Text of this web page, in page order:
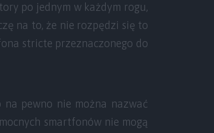
po jednym w każdym rogu,
na to, że nie rozpędzi się to
stricte przeznaczonego do
na pewno nie można nazwać
smartfonów nie mogą